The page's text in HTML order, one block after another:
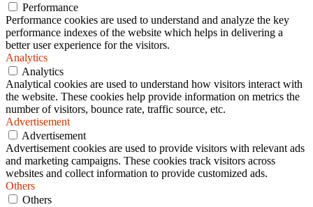
Performance
Performance cookies are used to understand and analyze the key
performance indexes of the website which helps in delivering a
better user experience for the visitors.
Analytics
Analytics
Analytical cookies are used to understand how visitors interact with
the website. These cookies help provide information on metrics the
number of visitors, bounce rate, traffic source, etc.
Advertisement
Advertisement
Advertisement cookies are used to provide visitors with relevant ads
and marketing campaigns. These cookies track visitors across
websites and collect information to provide customized ads.
Others
Others